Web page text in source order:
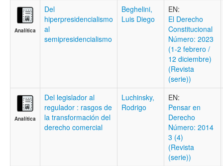
Iniciar sesión
Analítica
Del
hiperpresidencialismo
al
semipresidencialismo
Beghelini,
Luis Diego
EN:
El Derecho
Constitucional
Número: 2023
(1-2 febrero /
12 diciembre)
(Revista
(serie))
Analítica
Del legislador al
regulador : rasgos de
la transformación del
derecho comercial
Luchinsky,
Rodrigo
EN:
Pensar en
Derecho
Número: 2014
3 (4)
(Revista
(serie))